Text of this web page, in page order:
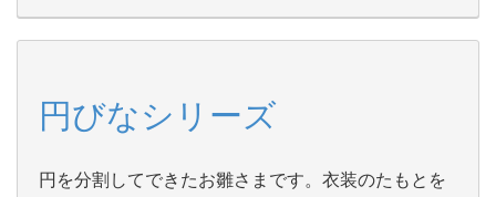
円びなシリーズ
円を分割してできたお雛さまです。衣装のたもとを